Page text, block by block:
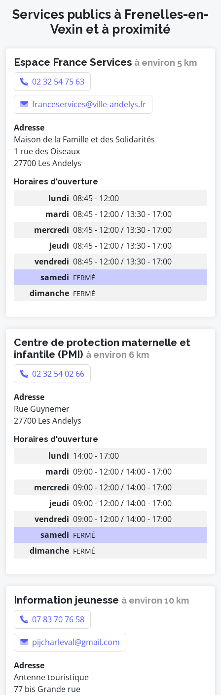
Services publics à Frenelles-en-
Vexin et à proximité
Espace France Services à environ 5 km
02 32 54 75 63
franceservices@ville-andelys.fr
Adresse
Maison de la Famille et des Solidarités
1 rue des Oiseaux
27700 Les Andelys
Horaires d'ouverture
lundi 08:45 - 12:00
mardi 08:45 - 12:00 / 13:30 - 17:00
mercredi 08:45 - 12:00 / 13:30 - 17:00
jeudi 08:45 - 12:00 / 13:30 - 17:00
vendredi 08:45 - 12:00 / 13:30 - 17:00
samedi FERMÉ
dimanche FERMÉ
Centre de protection maternelle et
infantile (PMI) à environ 6 km
02 32 54 02 66
Adresse
Rue Guynemer
27700 Les Andelys
Horaires d'ouverture
lundi 14:00 - 17:00
mardi 09:00 - 12:00 / 14:00 - 17:00
mercredi 09:00 - 12:00 / 14:00 - 17:00
jeudi 09:00 - 12:00 / 14:00 - 17:00
vendredi 09:00 - 12:00 / 14:00 - 17:00
samedi FERMÉ
dimanche FERMÉ
Information jeunesse à environ 10 km
07 83 70 76 58
pijcharleval@gmail.com
Adresse
Antenne touristique
77 bis Grande rue